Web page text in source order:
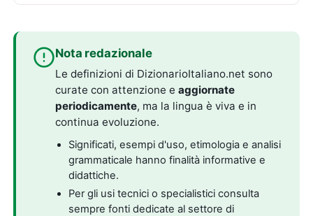
Nota redazionale
Le definizioni di DizionarioItaliano.net sono
curate con attenzione eaggiornate
periodicamente, ma la lingua è viva e in
continua evoluzione.
Significati, esempi d'uso, etimologia e analisi
grammaticale hanno finalità informative e
didattiche.
Per gli usi tecnici o specialistici consulta
sempre fonti dedicate al settore di